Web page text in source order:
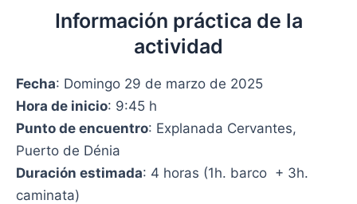
Información práctica de la
actividad
Fecha: Domingo 29 de marzo de 2025
Hora de inicio: 9:45 h
Punto de encuentro: Explanada Cervantes,
Puerto de Dénia
Duración estimada: 4 horas (1h. barco + 3h.
caminata)